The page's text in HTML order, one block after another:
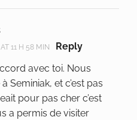
11 H 58 MIN
Reply
avec toi. Nous
Seminiak, et c’est pas
pour pas cher c’est
a permis de visiter